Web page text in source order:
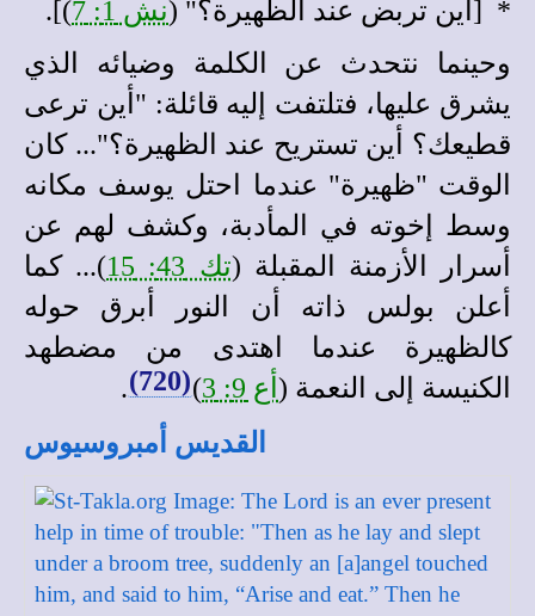
* [أين تربض عند الظهيرة؟" (نش 1: 7 )
]
.
وحينما نتحدث عن الكلمة وضيائه الذي
يشرق عليها، فتلتفت إليه قائلة: "أين ترعى
قطيعك؟ أين تستريح عند الظهيرة؟"... كان
الوقت "ظهيرة" عندما احتل يوسف مكانه
وسط إخوته في المأدبة، وكشف لهم عن
أسرار الأزمنة المقبلة (تك 43: 15
)... كما
أعلن بولس ذاته أن النور أبرق حوله
كالظهيرة عندما اهتدى من مضطهد
الكنيسة إلى النعمة ( أع 9: 3 )
(720)
.
القديس أمبروسيوس